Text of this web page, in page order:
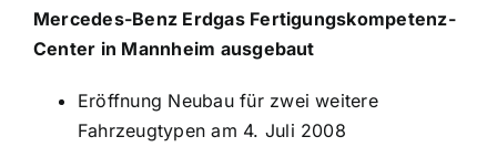
Mercedes-Benz Erdgas Fertigungskompetenz-
Center in Mannheim ausgebaut
Eröffnung Neubau für zwei weitere
Fahrzeugtypen am 4. Juli 2008